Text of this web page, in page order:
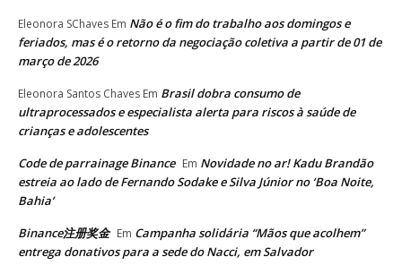
Eleonora SChaves Em Não é o fim do trabalho aos domingos e
feriados, mas é o retorno da negociação coletiva a partir de 01 de
março de 2026
Eleonora Santos Chaves Em Brasil dobra consumo de
ultraprocessados e especialista alerta para riscos à saúde de
crianças e adolescentes
Code de parrainage Binance Em Novidade no ar! Kadu Brandão
estreia ao lado de Fernando Sodake e Silva Júnior no ‘Boa Noite,
Bahia’
Binance注册奖金 Em Campanha solidária “Mãos que acolhem”
entrega donativos para a sede do Nacci, em Salvador